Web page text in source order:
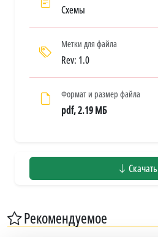
Схемы
Метки для файла
Rev: 1.0
Формат и размер файла
pdf, 2.19 МБ
Скачать
Рекомендуемое